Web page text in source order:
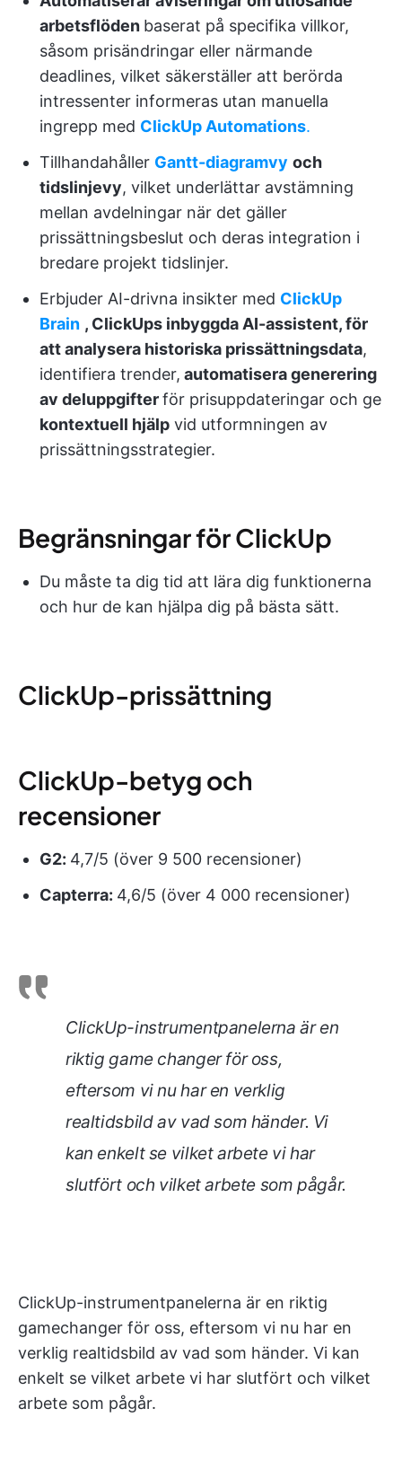
arbetsflöden baserat på specifika villkor,
såsom prisändringar eller närmande
deadlines, vilket säkerställer att berörda
intressenter informeras utan manuella
ingrepp med ClickUp Automations.
Tillhandahåller Gantt-diagramvy och
tidslinjevy, vilket underlättar avstämning
mellan avdelningar när det gäller
prissättningsbeslut och deras integration i
bredare projekt tidslinjer.
Erbjuder AI-drivna insikter med ClickUp
Brain , ClickUps inbyggda AI-assistent, för
att analysera historiska prissättningsdata,
identifiera trender, automatisera generering
av deluppgifterför prisuppdateringar och ge
kontextuell hjälp vid utformningen av
prissättningsstrategier.
Begränsningar för ClickUp
Du måste ta dig tid att lära dig funktionerna
och hur de kan hjälpa dig på bästa sätt.
ClickUp-prissättning
ClickUp-betyg och
recensioner
G2: 4,7/5 (över 9 500 recensioner)
Capterra: 4,6/5 (över 4 000 recensioner)
ClickUp-instrumentpanelerna är en
riktig game changer för oss,
eftersom vi nu har en verklig
realtidsbild av vad som händer. Vi
kan enkelt se vilket arbete vi har
slutfört och vilket arbete som pågår.
ClickUp-instrumentpanelerna är en riktig
gamechanger för oss, eftersom vi nu har en
verklig realtidsbild av vad som händer. Vi kan
enkelt se vilket arbete vi har slutfört och vilket
arbete som pågår.